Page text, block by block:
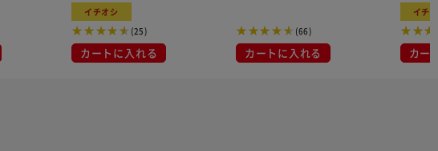
イチオシ
(25)
カートに入れる
(66)
カートに入れる
イチ
カー